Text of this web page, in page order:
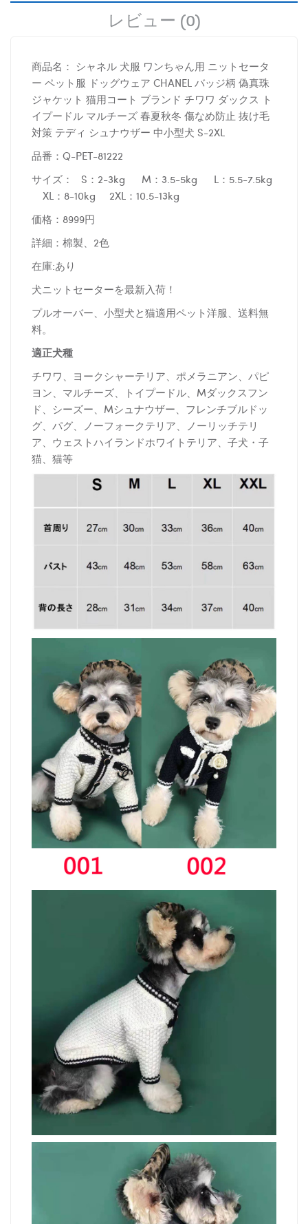
レビュー (0)
商品名： シャネル 犬服 ワンちゃん用 ニットセータ
ー ペット服 ドッグウェア CHANEL バッジ柄 偽真珠
ジャケット 猫用コート ブランド チワワ ダックス ト
イプードル マルチーズ 春夏秋冬 傷なめ防止 抜け毛
対策 テディ シュナウザー 中小型犬 S-2XL
品番：Q-PET-81222
サイズ： S：2-3kg M：3.5-5kg L：5.5-7.5kg
XL：8-10kg 2XL：10.5-13kg
価格：8999円
詳細：棉製、2色
在庫:あり
犬ニットセーターを最新入荷！
プルオーバー、小型犬と猫適用ペット洋服、送料無
料。
適正犬種
チワワ、ヨークシャーテリア、ポメラニアン、パピ
ヨン、マルチーズ、トイプードル、Mダックスフン
ド、シーズー、Mシュナウザー、フレンチブルドッ
グ、パグ、ノーフォークテリア、ノーリッチテリ
ア、ウェストハイランドホワイトテリア、子犬・子
猫、猫等